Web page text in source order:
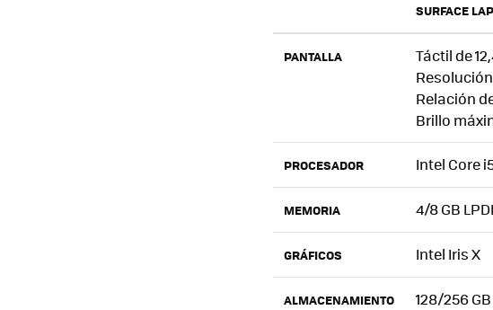
SURFACE
PANTALLA
Táctil de
Resolución
Relación
Brillo
PROCESADOR Intel Core
MEMORIA 4/8 GB
GRÁFICOS Intel Iris X
ALMACENAMIENTO 128/256